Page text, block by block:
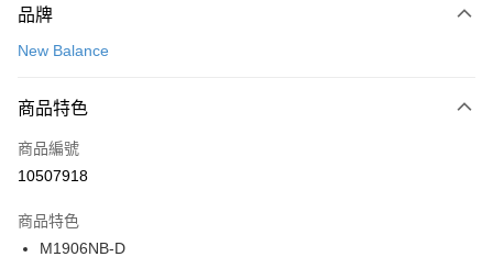
台灣樂天信用卡公司
【關於「AFTEE先享後付」】
便利好安心！
３．安心：先確認商品／服務後，再付款。
【「AFTEE先享後付」結帳流程】
１．於結帳方式選擇「AFTEE先享後付」後，將跳轉至「AFTEE先享後付」
２．訂單成立數日內，您將收到繳費通知簡訊。
３．收到繳費通知簡訊後14天內，點擊此簡訊中的連結，可透過四大超商／
ATM／網路銀行／等多元方式進行付款，方視為交易完成。
運送方式
每筆NT$100，滿NT$1,500(含以上)免運費
宅配
每筆NT$100，滿NT$1,500(含以上)免運費
付款後門市自取
每筆NT$100，滿NT$1,500(含以上)免運費
品牌
New Balance
商品特色
商品編號
10507918
商品特色
M1906NB-D